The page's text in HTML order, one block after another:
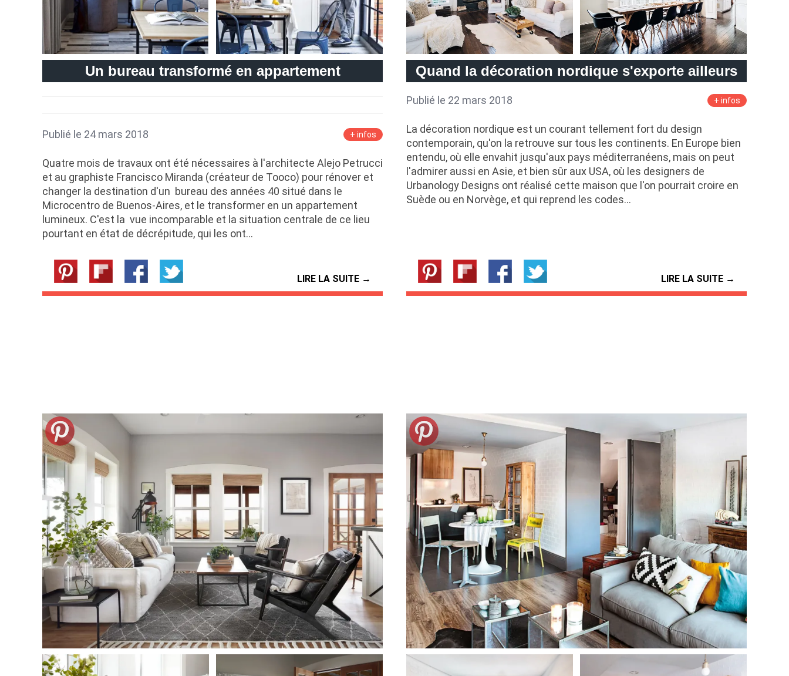
Un bureau transformé en appartement
Publié le 24 mars 2018 + infos
Quatre mois de travaux ont été nécessaires à l'architecte Alejo Petrucci
et au graphiste Francisco Miranda (créateur de Tooco) pour rénover et
changer la destination d'un bureau des années 40 situé dans le
Microcentro de Buenos-Aires, et le transformer en un appartement
lumineux. C'est la vue incomparable et la situation centrale de ce lieu
pourtant en état de décrépitude, qui les ont…
LIRE LA SUITE →
Quand la décoration nordique s'exporte ailleurs
Publié le 22 mars 2018 + infos
La décoration nordique est un courant tellement fort du design
contemporain, qu'on la retrouve sur tous les continents. En Europe bien
entendu, où elle envahit jusqu'aux pays méditerranéens, mais on peut
l'admirer aussi en Asie, et bien sûr aux USA, où les designers de
Urbanology Designs ont réalisé cette maison que l'on pourrait croire en
Suède ou en Norvège, et qui reprend les codes…
LIRE LA SUITE →